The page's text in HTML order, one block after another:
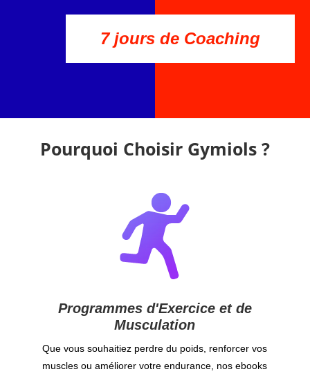
7 jours de Coaching
Pourquoi Choisir Gymiols ?
Programmes d'Exercice et de
Musculation
Que vous souhaitiez perdre du poids, renforcer vos
muscles ou améliorer votre endurance, nos ebooks